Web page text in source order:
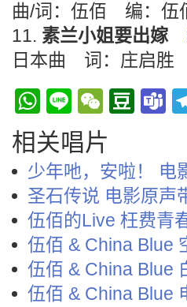
曲/词：伍佰 编：伍
素兰小姐要出嫁
日本曲 词：庄启胜
WhatsApp
Line
相关唱片
少年吔，安啦！ 电
圣石传说 电影原声
伍佰的Live 枉费青
伍佰 & China Blue
伍佰 & China Blue
伍佰 & China Blue